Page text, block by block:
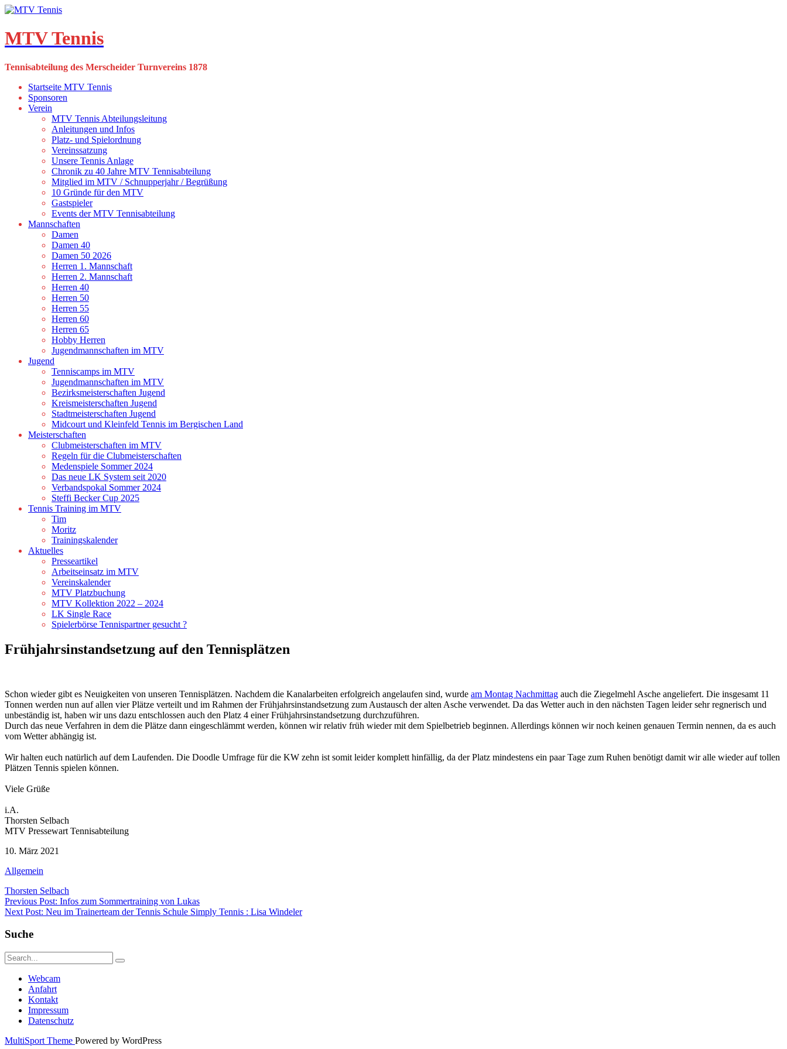
Skip
content
MTV Tennis
Tennisabteilung des Merscheider Turnvereins 1878
Startseite MTV Tennis
Sponsoren
Verein
MTV Tennis Abteilungsleitung
Anleitungen und Infos
Platz- und Spielordnung
Vereinssatzung
Unsere Tennis Anlage
Chronik zu 40 Jahre MTV Tennisabteilung
Mitglied im MTV / Schnupperjahr / Begrüßung
10 Gründe für den MTV
Gastspieler
Events der MTV Tennisabteilung
Mannschaften
Damen
Damen 40
Damen 50 2026
Herren 1. Mannschaft
Herren 2. Mannschaft
Herren 40
Herren 50
Herren 55
Herren 60
Herren 65
Hobby Herren
Jugendmannschaften im MTV
Jugend
Tenniscamps im MTV
Jugendmannschaften im MTV
Bezirksmeisterschaften Jugend
Kreismeisterschaften Jugend
Stadtmeisterschaften Jugend
Midcourt und Kleinfeld Tennis im Bergischen Land
Meisterschaften
Clubmeisterschaften im MTV
Regeln für die Clubmeisterschaften
Medenspiele Sommer 2024
Das neue LK System seit 2020
Verbandspokal Sommer 2024
Steffi Becker Cup 2025
Tennis Training im MTV
Tim
Moritz
Trainingskalender
Aktuelles
Presseartikel
Arbeitseinsatz im MTV
Vereinskalender
MTV Platzbuchung
MTV Kollektion 2022 – 2024
LK Single Race
Spielerbörse Tennispartner gesucht ?
Frühjahrsinstandsetzung auf den Tennisplätzen
Schon wieder gibt es Neuigkeiten von unseren Tennisplätzen. Nachdem die Kanalarbeiten erfolgreich angelaufen sind, wurde am Montag Nachmittag auch die Ziegelmehl Asche angeliefert. Die insgesamt 11
Tonnen werden nun auf allen vier Plätze verteilt und im Rahmen der Frühjahrsinstandsetzung zum Austausch der alten Asche verwendet. Da das Wetter auch in den nächsten Tagen leider sehr regnerisch und
unbeständig ist, haben wir uns dazu entschlossen auch den Platz 4 einer Frühjahrsinstandsetzung durchzuführen.
Durch das neue Verfahren in dem die Plätze dann eingeschlämmt werden, können wir relativ früh wieder mit dem Spielbetrieb beginnen. Allerdings können wir noch keinen genauen Termin nennen, da es auch
vom Wetter abhängig ist.
Wir halten euch natürlich auf dem Laufenden. Die Doodle Umfrage für die KW zehn ist somit leider komplett hinfällig, da der Platz mindestens ein paar Tage zum Ruhen benötigt damit wir alle wieder auf tollen
Plätzen Tennis spielen können.
Viele Grüße
i.A.
Thorsten Selbach
MTV Pressewart Tennisabteilung
10. März 2021
Allgemein
Thorsten Selbach
Beitragsnavigation
Previous Post: Infos zum Sommertraining von Lukas
Next Post: Neu im Trainerteam der Tennis Schule Simply Tennis : Lisa Windeler
Suche
Webcam
Anfahrt
Kontakt
Impressum
Datenschutz
MultiSport Theme Powered by WordPress